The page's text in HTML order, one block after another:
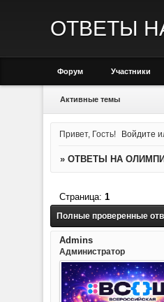
ОТВЕТЫ
Форум Участники
Активные темы
Привет, Гость! Войдите
» ОТВЕТЫ НА
Полные проверенные
Страница: 1
Admins
Администратор